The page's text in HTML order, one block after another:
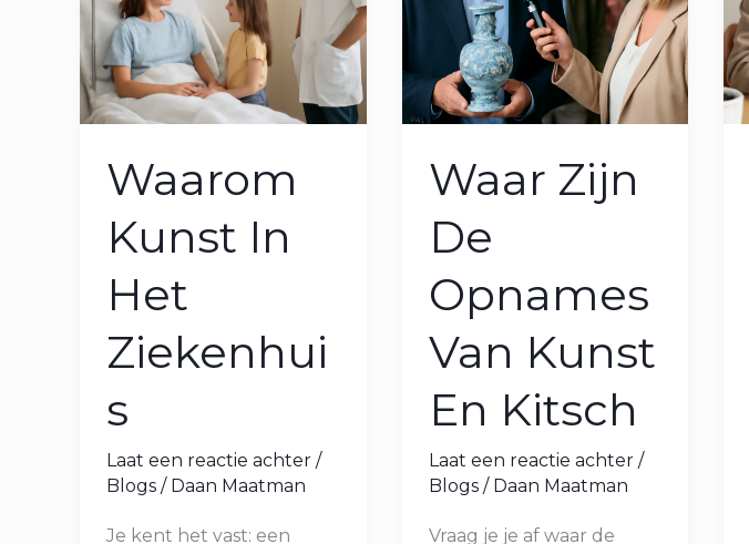
Waarom
Kunst In
Het
Ziekenhui
s
Laat een reactie achter /
Blogs / Daan Maatman
Je kent het vast: een
Waar Zijn
De
Opnames
Van Kunst
En Kitsch
Laat een reactie achter /
Blogs/ Daan Maatman
Vraag je je af waar de
Kunst
Kitsch